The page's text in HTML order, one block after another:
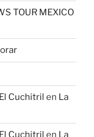
TOUR MEXICO
Cuchitril en La